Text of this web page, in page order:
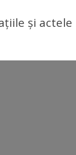
și actele